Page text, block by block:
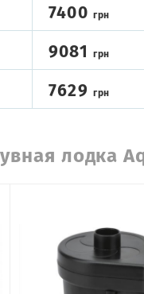
7400 грн
9081 грн
7629 грн
лодка